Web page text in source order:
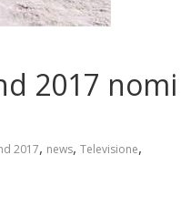
2017 nomi
2017, news, Televisione,